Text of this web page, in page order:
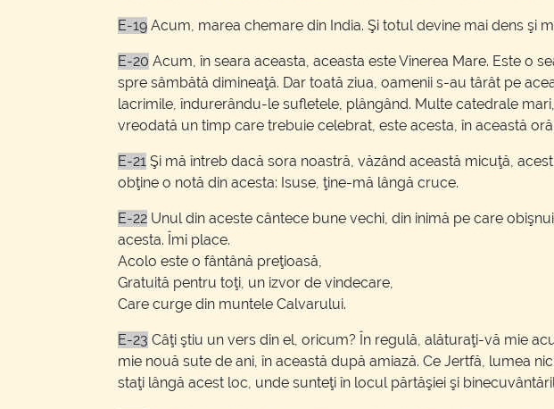
E-19 Acum, marea chemare din India. Şi totul devine mai dens şi
E-20 Acum, în seara aceasta, aceasta este Vinerea Mare. Este o
spre sâmbătă dimineaţă. Dar toată ziua, oamenii s-au târât pe
lacrimile, îndurerându-le sufletele, plângând. Multe catedrale
vreodată un timp care trebuie celebrat, este acesta, în această
E-21 Şi mă întreb dacă sora noastră, văzând această micuţă,
obţine o notă din acesta: Isuse, ţine-mă lângă cruce.
E-22 Unul din aceste cântece bune vechi, din inimă pe care
acesta. Îmi place.
Acolo este o fântână preţioasă,
Gratuită pentru toţi, un izvor de vindecare,
Care curge din muntele Calvarului.
E-23 Câţi ştiu un vers din el, oricum? În regulă, alăturaţi-vă mie
mie nouă sute de ani, în această după amiază. Ce Jertfă, lumea
staţi lângă acest loc, unde sunteţi în locul părtăşiei şi